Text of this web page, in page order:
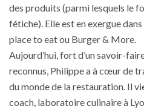
des produits (parmi lesquels le
fétiche). Elle est en exergue
place to eat ou Burger & More.
Aujourd’hui, fort d’un savoir-
reconnus, Philippe a à cœur de
du monde de la restauration. Il
coach, laboratoire culinaire à